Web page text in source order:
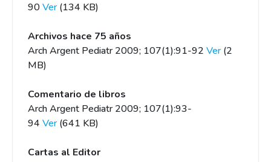
90Ver(134 KB)
Archivos hace 75 años
Arch Argent Pediatr 2009; 107(1):91-92 Ver(2
MB)
Comentario de libros
Arch Argent Pediatr 2009; 107(1):93-
94 Ver(641 KB)
Cartas al Editor